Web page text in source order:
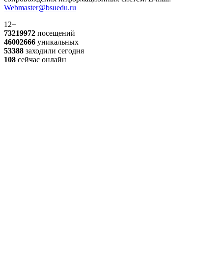
Webmaster@bsuedu.ru
12+
73219972 посещений
46002666 уникальных
53388 заходили сегодня
108 сейчас онлайн